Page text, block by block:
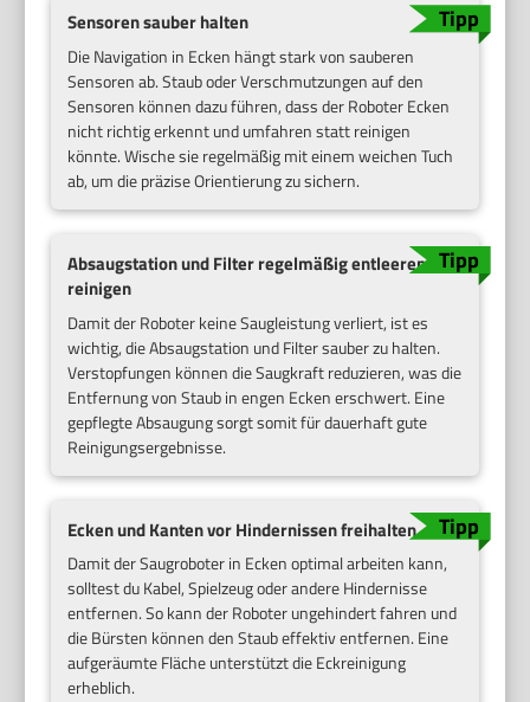
Sensoren sauber halten
Die Navigation in Ecken hängt stark von sauberen
Sensoren ab. Staub oder Verschmutzungen auf den
Sensoren können dazu führen, dass der Roboter Ecken
nicht richtig erkennt und umfahren statt reinigen
könnte. Wische sie regelmäßig mit einem weichen Tuch
ab, um die präzise Orientierung zu sichern.
Absaugstation und Filter regelmäßig entleeren und
reinigen
Damit der Roboter keine Saugleistung verliert, ist es
wichtig, die Absaugstation und Filter sauber zu halten.
Verstopfungen können die Saugkraft reduzieren, was die
Entfernung von Staub in engen Ecken erschwert. Eine
gepflegte Absaugung sorgt somit für dauerhaft gute
Reinigungsergebnisse.
Ecken und Kanten vor Hindernissen freihalten
Damit der Saugroboter in Ecken optimal arbeiten kann,
solltest du Kabel, Spielzeug oder andere Hindernisse
entfernen. So kann der Roboter ungehindert fahren und
die Bürsten können den Staub effektiv entfernen. Eine
aufgeräumte Fläche unterstützt die Eckreinigung
erheblich.